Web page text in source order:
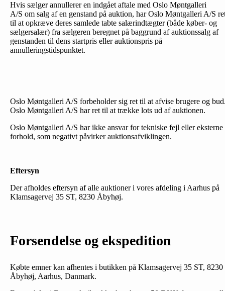
Hvis sælger annullerer en indgået aftale med Oslo Møntgalleri
A/S om salg af en genstand på auktion, har Oslo Møntgalleri A/S
til at opkræve deres samlede tabte salærindtægter (både køber- og
sælgersalær) fra sælgeren beregnet på baggrund af auktionssalg af
genstanden til dens startpris eller auktionspris på
annulleringstidspunktet.
Oslo Møntgalleri A/S forbeholder sig ret til at afvise brugere og
Oslo Møntgalleri A/S har ret til at trække lots ud af auktionen.
Oslo Møntgalleri A/S har ikke ansvar for tekniske fejl eller eksterne
forhold, som negativt påvirker auktionsafviklingen.
Eftersyn
Der afholdes eftersyn af alle auktioner i vores afdeling i Aarhus på
Klamsagervej 35 ST, 8230 Åbyhøj.
Forsendelse og ekspedition
Købte emner kan afhentes i butikken på Klamsagervej 35 ST, 8230
Åbyhøj, Aarhus, Danmark.